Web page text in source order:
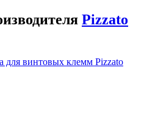
Pizzato